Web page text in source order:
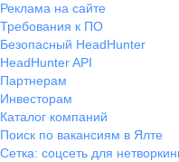
Реклама на сайте
Требования к ПО
Безопасный HeadHunter
HeadHunter API
Партнерам
Инвесторам
Каталог компаний
Поиск по вакансиям в Ялте
Сетка: соцсеть для